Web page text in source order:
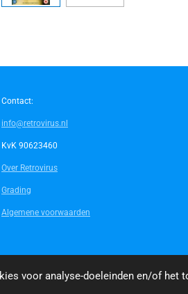
voor analyse-doeleinden en/of het
Contact:
info@retrovirus.nl
KvK 90623460
Over Retrovirus
Grading
Algemene voorwaarden